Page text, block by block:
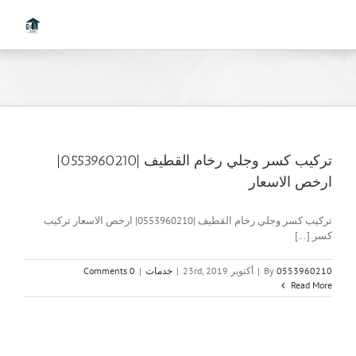
تركيب كسر وجلي رخام القطيف |0553960210|
ارخص الاسعار
تركيب كسر وجلي رخام القطيف |0553960210| ارخص الاسعار تركيب
كسر [...]
By 0553960210
| أكتوبر 23rd, 2019 | خدمات |
0 Comments
Read More